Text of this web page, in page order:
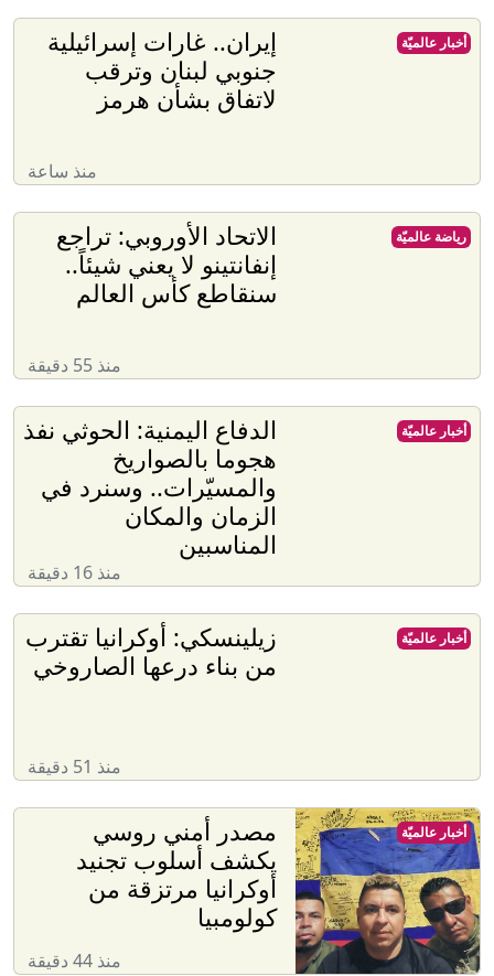
إيران.. غارات إسرائيلية
جنوبي لبنان وترقب
لاتفاق بشأن هرمز
منذ ساعة
أخبار عالميّة
الاتحاد الأوروبي: تراجع
إنفانتينو لا يعني شيئاً..
سنقاطع كأس العالم
منذ 55 دقيقة
رياضة عالميّة
الدفاع اليمنية: الحوثي نفذ
هجوما بالصواريخ
والمسيّرات.. وسنرد في
الزمان والمكان
المناسبين
منذ 16 دقيقة
أخبار عالميّة
زيلينسكي: أوكرانيا تقترب
من بناء درعها الصاروخي
منذ 51 دقيقة
أخبار عالميّة
مصدر أمني روسي
يكشف أسلوب تجنيد
أوكرانيا مرتزقة من
كولومبيا
منذ 44 دقيقة
أخبار عالميّة